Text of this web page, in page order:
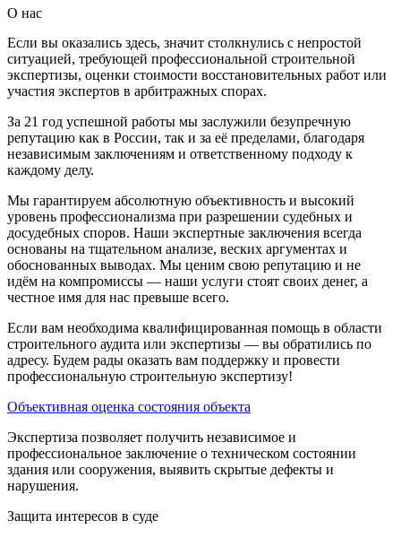
О нас
Если вы оказались здесь, значит столкнулись с непростой
ситуацией, требующей профессиональной строительной
экспертизы, оценки стоимости восстановительных работ или
участия экспертов в арбитражных спорах.
За 21 год успешной работы мы заслужили безупречную
репутацию как в России, так и за её пределами, благодаря
независимым заключениям и ответственному подходу к
каждому делу.
Мы гарантируем абсолютную объективность и высокий
уровень профессионализма при разрешении судебных и
досудебных споров. Наши экспертные заключения всегда
основаны на тщательном анализе, веских аргументах и
обоснованных выводах. Мы ценим свою репутацию и не
идём на компромиссы — наши услуги стоят своих денег, а
честное имя для нас превыше всего.
Если вам необходима квалифицированная помощь в области
строительного аудита или экспертизы — вы обратились по
адресу. Будем рады оказать вам поддержку и провести
профессиональную строительную экспертизу!
Объективная оценка состояния объекта
Экспертиза позволяет получить независимое и
профессиональное заключение о техническом состоянии
здания или сооружения, выявить скрытые дефекты и
нарушения.
Защита интересов в суде